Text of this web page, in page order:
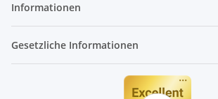
Informationen
Gesetzliche Informationen